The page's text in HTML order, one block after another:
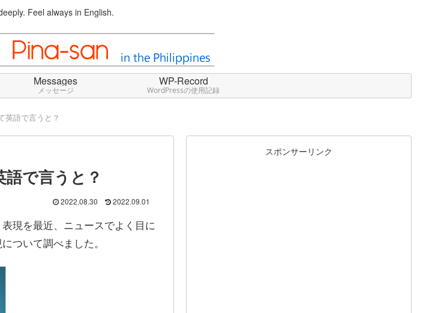
Feel always in English.
Messages
メッセージ
WP-Record
WordPressの使用記録
英語で言うと？
語で言うと？
2022.08.30 2022.09.01
現を最近、ニュースでよく目に
ついて調べました。
スポンサーリンク